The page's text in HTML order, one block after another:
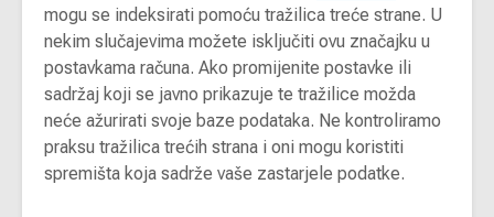
mogu se indeksirati pomoću tražilica treće strane. U
nekim slučajevima možete isključiti ovu značajku u
postavkama računa. Ako promijenite postavke ili
sadržaj koji se javno prikazuje te tražilice možda
neće ažurirati svoje baze podataka. Ne kontroliramo
praksu tražilica trećih strana i oni mogu koristiti
spremišta koja sadrže vaše zastarjele podatke.